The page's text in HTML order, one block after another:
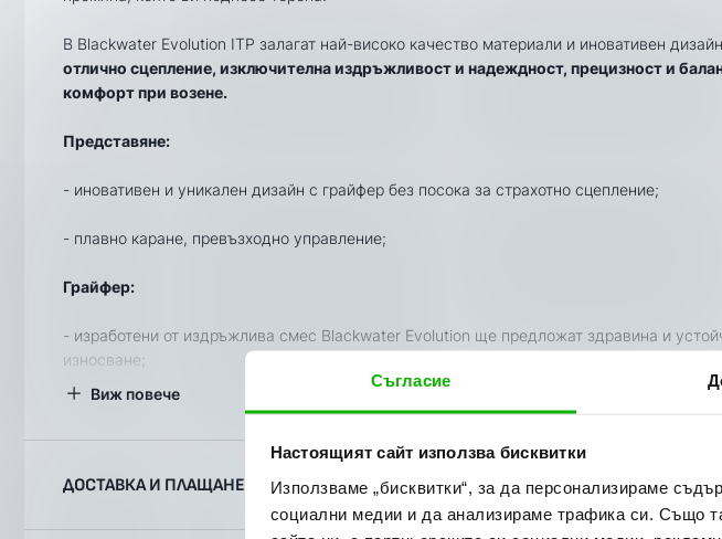
Съгласие
Настоящият сайт използва бисквитки
Използваме „бисквитки“, за да персонализираме
социални медии и да анализираме трафика си. Също
В Blackwater Evolution ITP залагат най-високо качество материали и иновативен
отлично сцепление, изключителна издръжливост и надеждност, прецизност и
комфорт при возене.
Представяне:
- иновативен и уникален дизайн с грайфер без посока за страхотно сцепление;
- плавно каране, превъзходно управление;
Грайфер:
- изработени от издръжлива смес Blackwater Evolution ще предложат здравина и
износване;
8 - пластова конструкция;
Виж повече
ДОСТАВКА И ПЛАЩАНЕ